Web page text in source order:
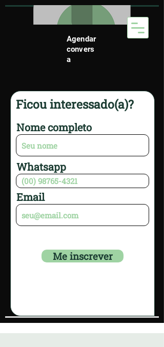
Agendar
convers
a
Ficou interessado(a)?
Nome completo
Whatsapp
Email
Me inscrever